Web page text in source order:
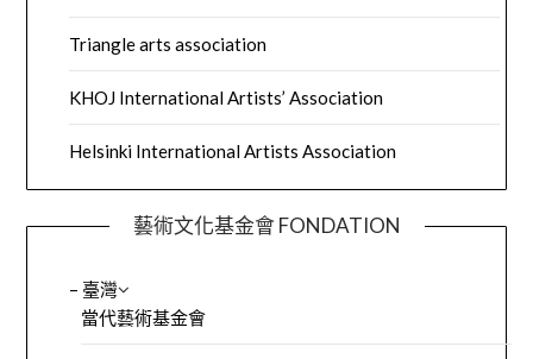
Triangle arts association
KHOJ International Artists’ Association
Helsinki International Artists Association
藝術文化基金會 FONDATION
– 臺灣
當代藝術基金會